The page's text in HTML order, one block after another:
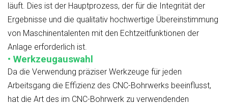
läuft. Dies ist der Hauptprozess, der für die Integrität der
Ergebnisse und die qualitativ hochwertige Übereinstimmung
von Maschinentalenten mit den Echtzeitfunktionen der
Anlage erforderlich ist.
• Werkzeugauswahl
Da die Verwendung präziser Werkzeuge für jeden
Arbeitsgang die Effizienz des CNC-Bohrwerks beeinflusst,
hat die Art des im CNC-Bohrwerk zu verwendenden